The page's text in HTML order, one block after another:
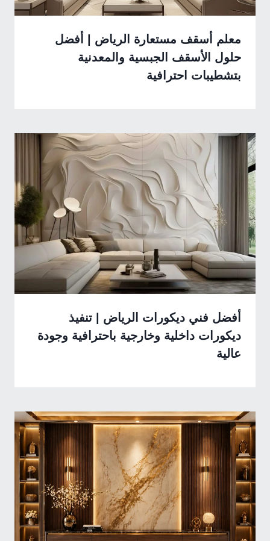
معلم أسقف مستعارة الرياض | أفضل
حلول الأسقف الجبسية والمعدنية
بتشطيبات احترافية
أفضل فني ديكورات الرياض | تنفيذ
ديكورات داخلية وخارجية باحترافية وجودة
عالية